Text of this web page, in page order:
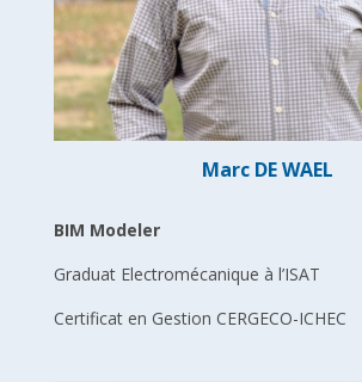
Marc DE WAEL
BIM Modeler
Graduat Electromécanique à l’ISAT
Certificat en Gestion CERGECO-ICHEC